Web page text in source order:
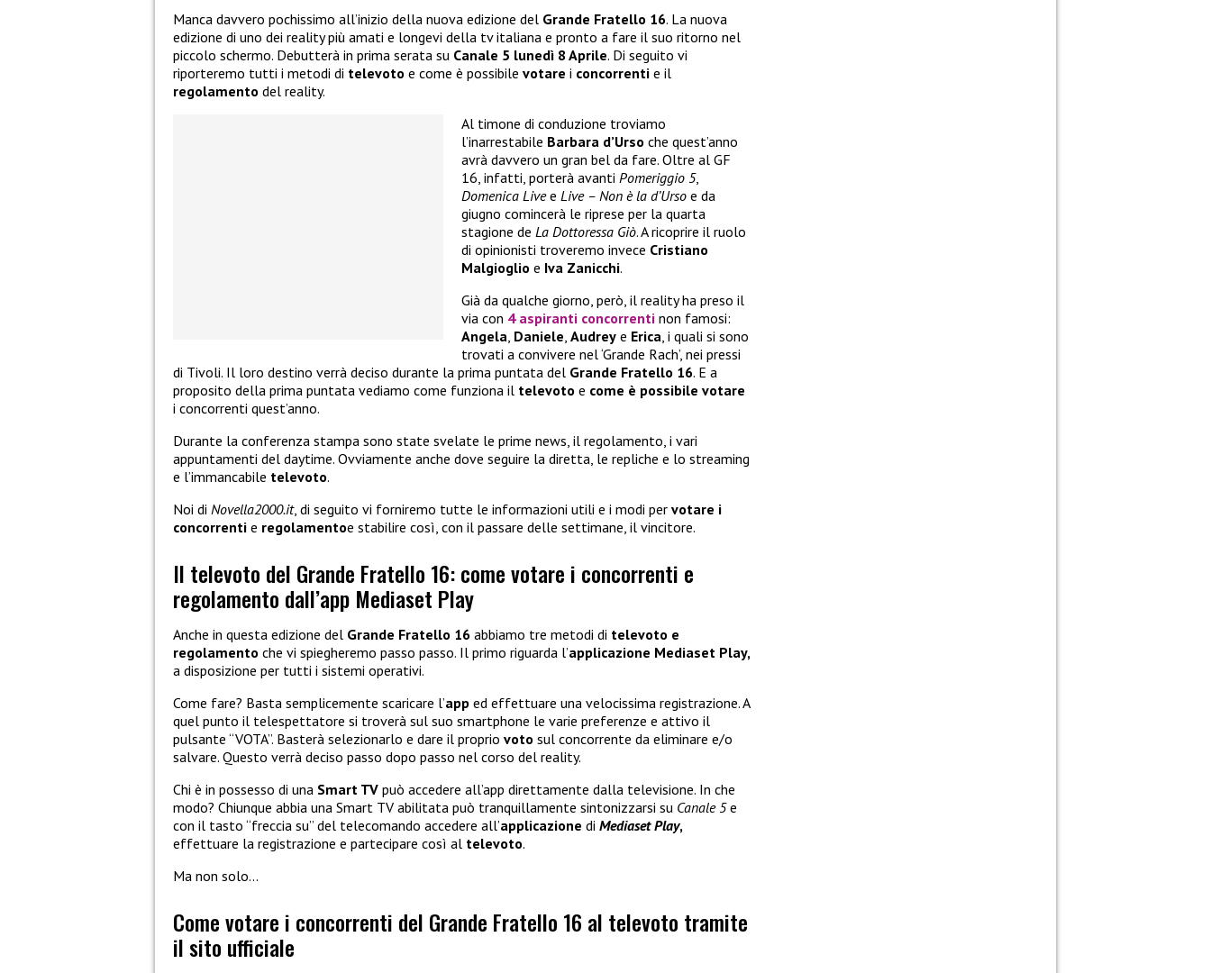
Manca davvero pochissimo all’inizio della nuova edizione del Grande Fratello 16. La nuova
edizione di uno dei reality più amati e longevi della tv italiana e pronto a fare il suo ritorno nel
piccolo schermo. Debutterà in prima serata su Canale 5 lunedì 8 Aprile. Di seguito vi
riporteremo tutti i metodi di televoto e come è possibile votare i concorrenti e il
regolamento del reality.
Al timone di conduzione troviamo
l’inarrestabile Barbara d’Urso che quest’anno
avrà davvero un gran bel da fare. Oltre al GF
16, infatti, porterà avanti Pomeriggio 5,
Domenica Livee Live – Non è la d’Urso e da
giugno comincerà le riprese per la quarta
stagione de La Dottoressa Giò. A ricoprire il ruolo
di opinionisti troveremo invece Cristiano
Malgioglio e Iva Zanicchi.
Già da qualche giorno, però, il reality ha preso il
via con 4 aspiranti concorrenti non famosi:
Angela, Daniele, Audrey e Erica, i quali si sono
trovati a convivere nel ‘Grande Rach’, nei pressi
di Tivoli. Il loro destino verrà deciso durante la prima puntata del Grande Fratello 16. E a
proposito della prima puntata vediamo come funziona il televoto e come è possibile votare
i concorrenti quest’anno.
Durante la conferenza stampa sono state svelate le prime news, il regolamento, i vari
appuntamenti del daytime. Ovviamente anche dove seguire la diretta, le repliche e lo streaming
e l’immancabile televoto.
Noi di Novella2000.it, di seguito vi forniremo tutte le informazioni utili e i modi per votare i
concorrenti e regolamentoe stabilire così, con il passare delle settimane, il vincitore.
Il televoto del Grande Fratello 16: come votare i concorrenti e
regolamento dall’app Mediaset Play
Anche in questa edizione del Grande Fratello 16 abbiamo tre metodi di televoto e
regolamento che vi spiegheremo passo passo. Il primo riguarda l’applicazione Mediaset Play,
a disposizione per tutti i sistemi operativi.
Come fare? Basta semplicemente scaricare l’app ed effettuare una velocissima registrazione. A
quel punto il telespettatore si troverà sul suo smartphone le varie preferenze e attivo il
pulsante “VOTA”. Basterà selezionarlo e dare il proprio voto sul concorrente da eliminare e/o
salvare. Questo verrà deciso passo dopo passo nel corso del reality.
Chi è in possesso di una Smart TV può accedere all’app direttamente dalla televisione. In che
modo? Chiunque abbia una Smart TV abilitata può tranquillamente sintonizzarsi su Canale 5e
con il tasto “freccia su” del telecomando accedere all’applicazione di Mediaset Play,
effettuare la registrazione e partecipare così al televoto.
Ma non solo…
Come votare i concorrenti del Grande Fratello 16 al televoto tramite
il sito ufficiale